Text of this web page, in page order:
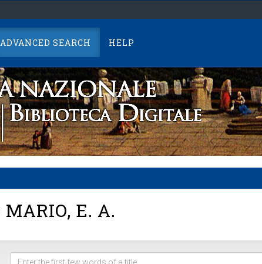
ADVANCED SEARCH HELP
MARIO, E. A.
Enter